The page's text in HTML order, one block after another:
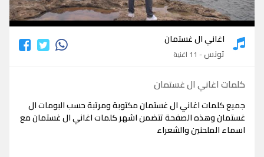
كلمات اغاني ال غستمان
اغاني ال غستمان
تونس- 11 اغنية
كلمات اغاني ال غستمان
جميع كلمات اغاني ال غستمان مكتوبة ومرتبة حسب البومات ال
غستمان وهذه الصفحة تتضمن اشهر كلمات اغاني ال غستمان مع
اسماء الملحنين والشعراء